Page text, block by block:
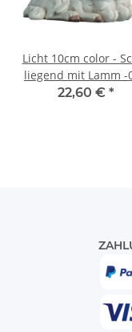
Licht 10cm color -
liegend mit Lamm -
22,60 € *